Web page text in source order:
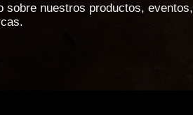
sobre nuestros productos, eventos,